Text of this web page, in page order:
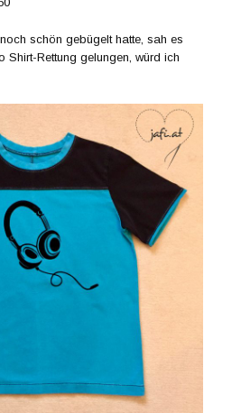
schön gebügelt hatte, sah es
Shirt-Rettung gelungen, würd ich